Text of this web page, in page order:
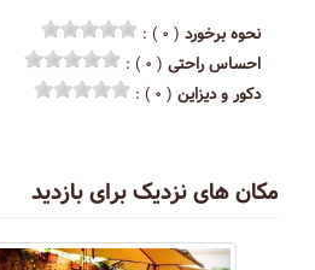
نحوه برخورد ( ۰ ) :
احساس راحتی ( ۰ ) :
دکور و دیزاین ( ۰ ) :
مکان های نزدیک برای بازدید